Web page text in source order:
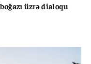
üzrə dialoqu